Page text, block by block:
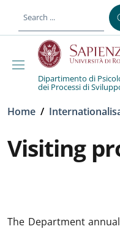
Dipartimento di
dei Processi di
Breadcrumb
Home /
Visiting
The Department